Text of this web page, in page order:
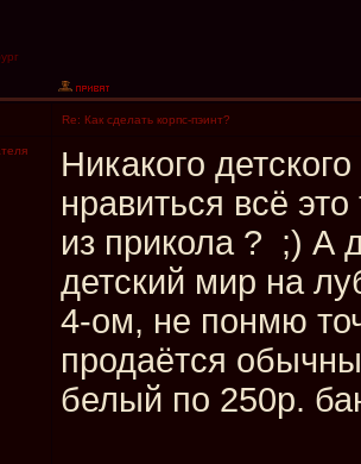
Re: Как сделать корпс-пэинт?
Никакого
нравиться всё
из прикола ? ;) А
детский мир на
4-ом, не понмю
продаётся
белый по 250р.